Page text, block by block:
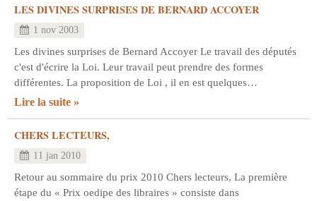
LES DIVINES SURPRISES DE BERNARD ACCOYER
1 nov 2003
Les divines surprises de Bernard Accoyer Le travail des députés
c'est d'écrire la Loi. Leur travail peut prendre des formes
différentes. La proposition de Loi , il en est quelques…
Lire la suite
CHERS LECTEURS,
11 jan 2010
Retour au sommaire du prix 2010 Chers lecteurs, La première
étape du « Prix oedipe des libraires » consiste dans